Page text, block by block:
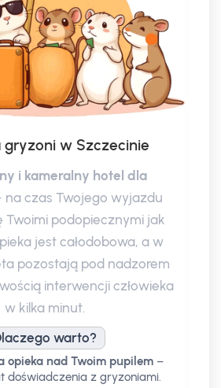
Torpor u chomików karłowatych
10 STY 2026
chomikowi?
08 STY 2026
Jak oswoić chomika dżungarskiego? 25 GRU 2025
Jak oswoić chomika syryjskiego?
25 GRU 2025
Jak chomik postrzega świat - naukowo23 GRU 2025
gryzoni w Szczecinie
i kameralny hotel dla
na czas Twojego wyjazdu
Twoimi podopiecznymi jak
jest całodobowa, a w
pozostają pod nadzorem
interwencji człowieka
w kilka minut.
warto?
opieka nad Twoim pupilem –
doświadczenia z gryzoniami.